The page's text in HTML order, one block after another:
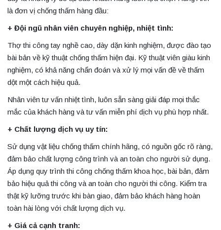
là đơn vị chống thấm hàng đầu:
+ Đội ngũ nhân viên chuyên nghiệp, nhiệt tình:
Thợ thi công tay nghề cao, dày dặn kinh nghiệm, được đào tạo
bài bản về kỹ thuật chống thấm hiện đại. Kỹ thuật viên giàu kinh
nghiệm, có khả năng chẩn đoán và xử lý mọi vấn đề về thấm
dột một cách hiệu quả.
Nhân viên tư vấn nhiệt tình, luôn sẵn sàng giải đáp mọi thắc
mắc của khách hàng và tư vấn miễn phí dịch vụ phù hợp nhất.
+ Chất lượng dịch vụ uy tín:
Sử dụng vật liệu chống thấm chính hãng, có nguồn gốc rõ ràng,
đảm bảo chất lượng công trình và an toàn cho người sử dụng.
Áp dụng quy trình thi công chống thấm khoa học, bài bản, đảm
bảo hiệu quả thi công và an toàn cho người thi công. Kiểm tra
thật kỹ lưỡng trước khi bàn giao, đảm bảo khách hàng hoàn
toàn hài lòng với chất lượng dịch vụ.
+ Giá cả cạnh tranh: